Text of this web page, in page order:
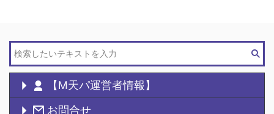
【M天パ運営者情報】
お問合せ